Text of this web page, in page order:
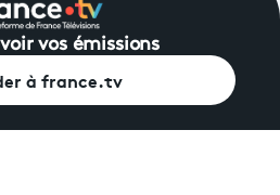
vos émissions
à france.tv